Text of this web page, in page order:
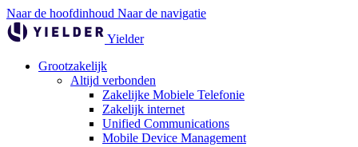
Naar de hoofdinhoud Naar de navigatie
Yielder
Grootzakelijk
Altijd verbonden
Zakelijke Mobiele Telefonie
Zakelijk internet
Unified Communications
Mobile Device Management